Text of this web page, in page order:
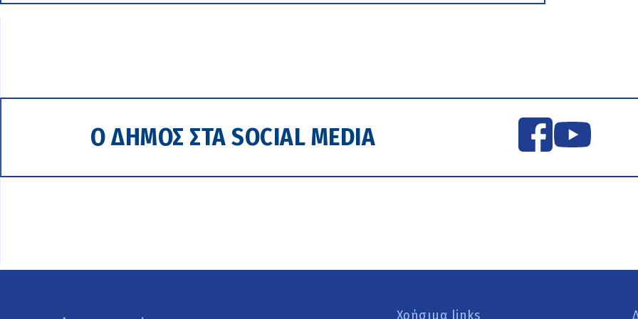
Ο ΔΗΜΟΣ ΣΤΑ SOCIAL MEDIA